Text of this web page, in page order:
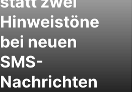
Hinweistöne
bei neuen
SMS-
Nachrichten